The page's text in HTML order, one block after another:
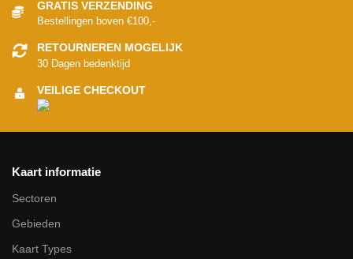
GRATIS VERZENDING
Bestellingen boven €100,-
RETOURNEREN MOGELIJK
30 Dagen bedenktijd
VEILIGE CHECKOUT
Kaart informatie
Sectoren
Gebieden
Kaart Types